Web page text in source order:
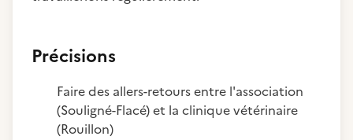
Précisions
Faire des allers-retours entre l'association
(Souligné-Flacé) et la clinique vétérinaire
(Rouillon)